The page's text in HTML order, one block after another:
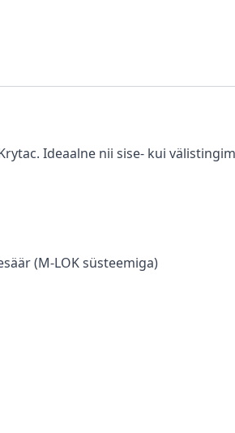
Ideaalne nii sise- kui
(M-LOK süsteemiga)